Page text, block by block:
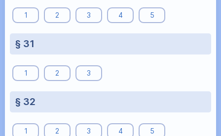
1 2 3 4 5
§ 31
1 2 3
§ 32
1 2 3 4 5